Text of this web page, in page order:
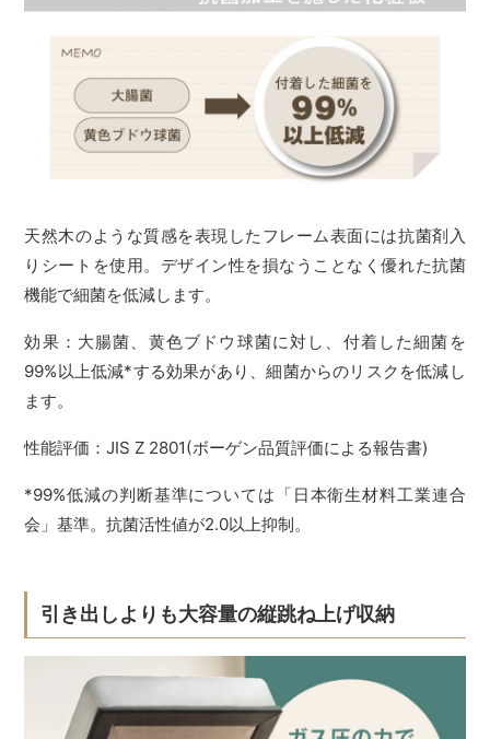
天然木のような質感を表現したフレーム表面には抗菌剤入
りシートを使用。デザイン性を損なうことなく優れた抗菌
機能で細菌を低減します。
効果：大腸菌、黄色ブドウ球菌に対し、付着した細菌を
99%以上低減*する効果があり、細菌からのリスクを低減し
ます。
性能評価：JIS Z 2801(ボーゲン品質評価による報告書)
*99%低減の判断基準については「日本衛生材料工業連合
会」基準。抗菌活性値が2.0以上抑制。
引き出しよりも大容量の縦跳ね上げ収納